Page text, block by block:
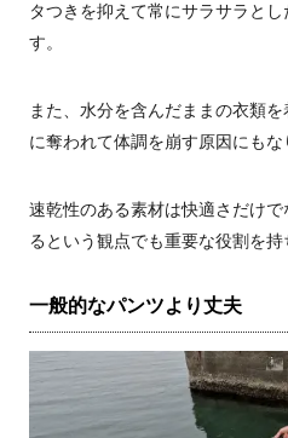
タつきを抑えて常にサラサラと
す。
また、水分を含んだままの衣類
に奪われて体調を崩す原因にもな
速乾性のある素材は快適さだけ
るという観点でも重要な役割を持
一般的なパンツより丈夫